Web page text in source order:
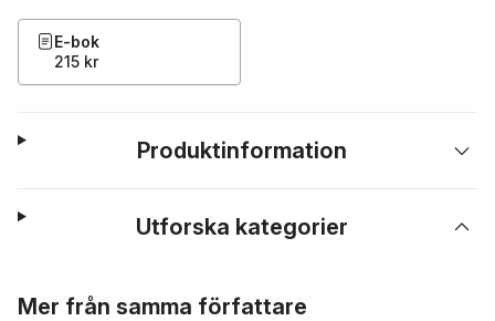
E-bok
215 kr
Produktinformation
Utforska kategorier
Mer från samma författare